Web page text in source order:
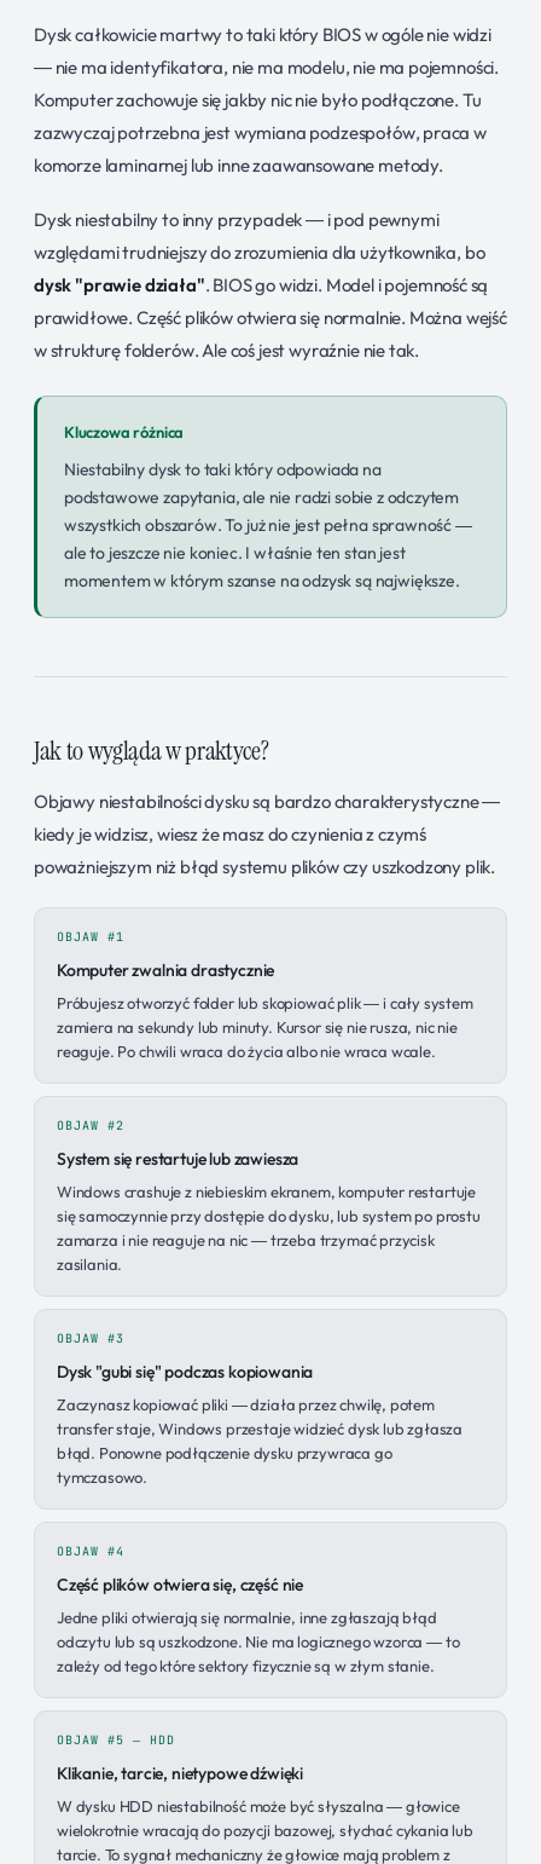
Dysk całkowicie martwy to taki który BIOS w ogóle nie widzi
— nie ma identyfikatora, nie ma modelu, nie ma pojemności.
Komputer zachowuje się jakby nic nie było podłączone. Tu
zazwyczaj potrzebna jest wymiana podzespołów, praca w
komorze laminarnej lub inne zaawansowane metody.
Dysk niestabilny to inny przypadek — i pod pewnymi
względami trudniejszy do zrozumienia dla użytkownika, bo
dysk "prawie działa". BIOS go widzi. Model i pojemność są
prawidłowe. Część plików otwiera się normalnie. Można wejść
w strukturę folderów. Ale coś jest wyraźnie nie tak.
Kluczowa różnica
Niestabilny dysk to taki który odpowiada na
podstawowe zapytania, ale nie radzi sobie z odczytem
wszystkich obszarów. To już nie jest pełna sprawność —
ale to jeszcze nie koniec. I właśnie ten stan jest
momentem w którym szanse na odzysk są największe.
Jak to wygląda w praktyce?
Objawy niestabilności dysku są bardzo charakterystyczne —
kiedy je widzisz, wiesz że masz do czynienia z czymś
poważniejszym niż błąd systemu plików czy uszkodzony plik.
OBJAW #1
Komputer zwalnia drastycznie
Próbujesz otworzyć folder lub skopiować plik — i cały system
zamiera na sekundy lub minuty. Kursor się nie rusza, nic nie
reaguje. Po chwili wraca do życia albo nie wraca wcale.
OBJAW #2
System się restartuje lub zawiesza
Windows crashuje z niebieskim ekranem, komputer restartuje
się samoczynnie przy dostępie do dysku, lub system po prostu
zamarza i nie reaguje na nic — trzeba trzymać przycisk
zasilania.
OBJAW #3
Dysk "gubi się" podczas kopiowania
Zaczynasz kopiować pliki — działa przez chwilę, potem
transfer staje, Windows przestaje widzieć dysk lub zgłasza
błąd. Ponowne podłączenie dysku przywraca go
tymczasowo.
OBJAW #4
Część plików otwiera się, część nie
Jedne pliki otwierają się normalnie, inne zgłaszają błąd
odczytu lub są uszkodzone. Nie ma logicznego wzorca — to
zależy od tego które sektory fizycznie są w złym stanie.
OBJAW #5 — HDD
Klikanie, tarcie, nietypowe dźwięki
W dysku HDD niestabilność może być słyszalna — głowice
wielokrotnie wracają do pozycji bazowej, słychać cykania lub
tarcie. To sygnał mechaniczny że głowice mają problem z